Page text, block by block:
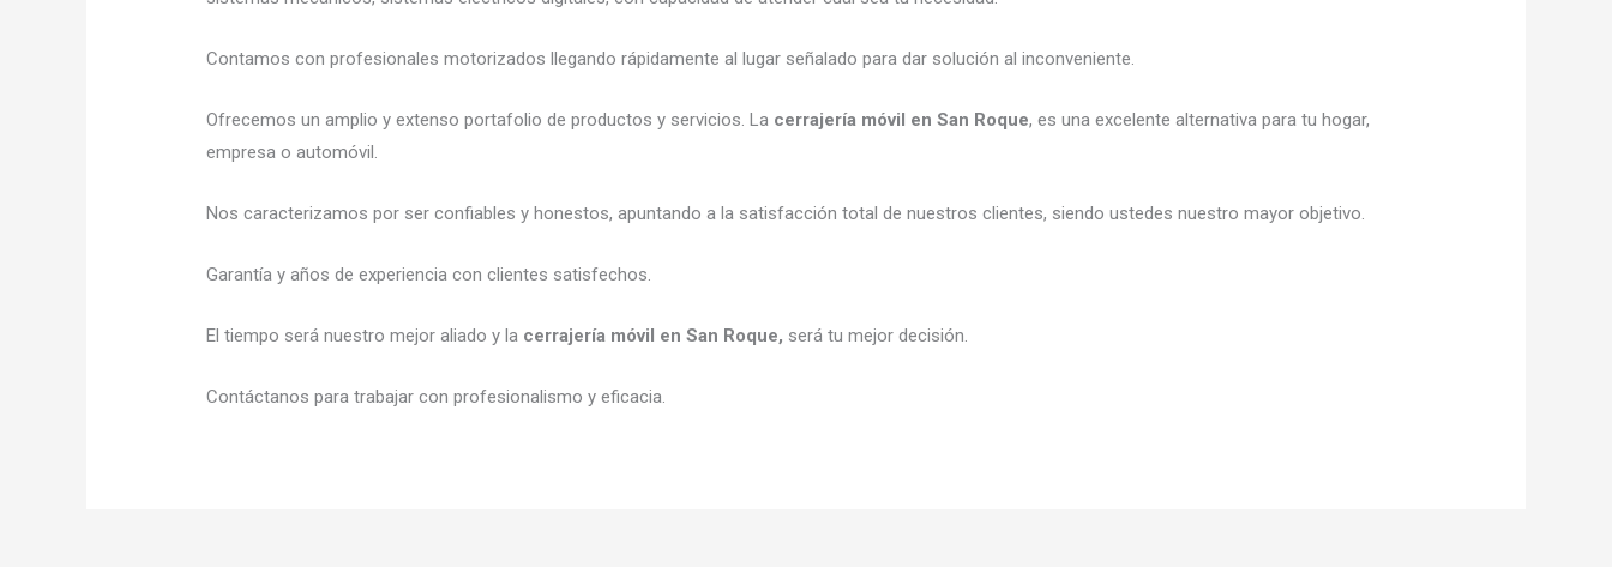
Contamos con profesionales motorizados llegando rápidamente al lugar señalado para dar solución al inconveniente.
Ofrecemos un amplio y extenso portafolio de productos y servicios. La cerrajería móvil en San Roque, es una excelente alternativa para tu hogar,
empresa o automóvil.
Nos caracterizamos por ser confiables y honestos, apuntando a la satisfacción total de nuestros clientes, siendo ustedes nuestro mayor objetivo.
Garantía y años de experiencia con clientes satisfechos.
El tiempo será nuestro mejor aliado y la cerrajería móvil en San Roque, será tu mejor decisión.
Contáctanos para trabajar con profesionalismo y eficacia.